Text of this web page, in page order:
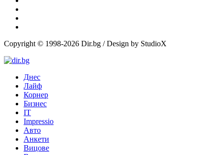
Copyright © 1998-2026 Dir.bg / Design by StudioX
Днес
Лайф
Корнер
Бизнес
IT
Impressio
Авто
Анкети
Вицове